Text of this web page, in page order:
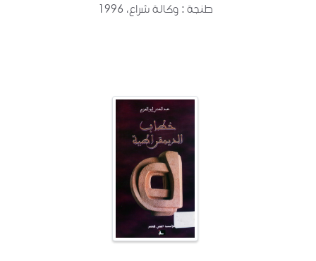
طنجة : وكالة شراع، 1996